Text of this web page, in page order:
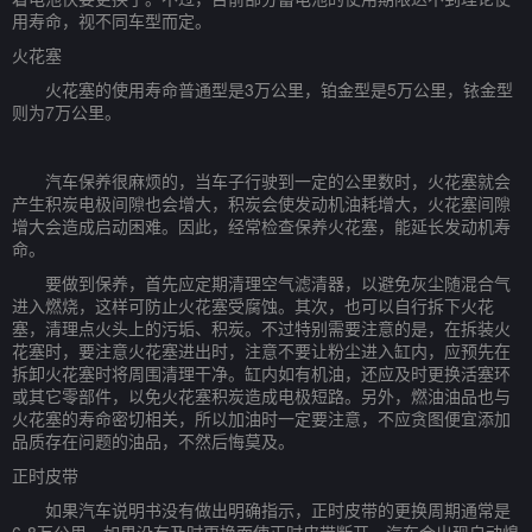
用寿命，视不同车型而定。
火花塞
火花塞的使用寿命普通型是3万公里，铂金型是5万公里，铱金型
则为7万公里。
汽车保养很麻烦的，当车子行驶到一定的公里数时，火花塞就会
产生积炭电极间隙也会增大，积炭会使发动机油耗增大，火花塞间隙
增大会造成启动困难。因此，经常检查保养火花塞，能延长发动机寿
命。
要做到保养，首先应定期清理空气滤清器，以避免灰尘随混合气
进入燃烧，这样可防止火花塞受腐蚀。其次，也可以自行拆下火花
塞，清理点火头上的污垢、积炭。不过特别需要注意的是，在拆装火
花塞时，要注意火花塞进出时，注意不要让粉尘进入缸内，应预先在
拆卸火花塞时将周围清理干净。缸内如有机油，还应及时更换活塞环
或其它零部件，以免火花塞积炭造成电极短路。另外，燃油油品也与
火花塞的寿命密切相关，所以加油时一定要注意，不应贪图便宜添加
品质存在问题的油品，不然后悔莫及。
正时皮带
如果汽车说明书没有做出明确指示，正时皮带的更换周期通常是